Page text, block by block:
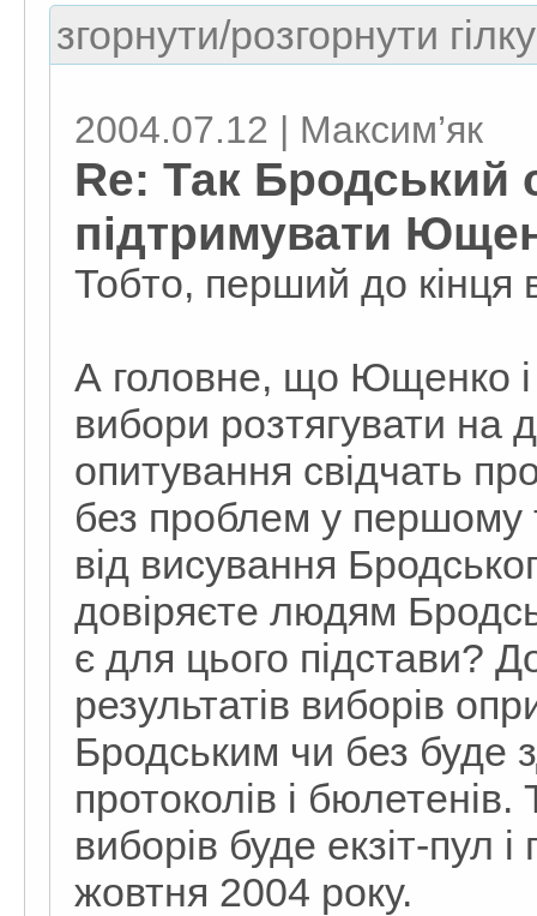
згорнути/розгорнути
2004.07.12 | Максим’як
Re: Так Бродський
підтримувати
Тобто, перший до кінця
А головне, що Ющенко і
вибори розтягувати на
опитування свідчать
без проблем у першому
від висування
довіряєте людям
є для цього підстави?
результатів виборів
Бродським чи без буде
протоколів і
виборів буде екзіт-
жовтня 2004 року.